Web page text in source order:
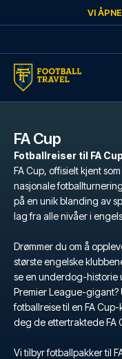
VI
FA Cup
Fotballreiser til FA
FA Cup, offisielt kjent
nasjonale
på en unik blanding av
lag fra alle nivåer i
Drømmer du om å
største engelske
se en underdog-historie
Premier League-gigant?
fotballreise til en FA
deg de ettertraktede FA
Vi tilbyr fotballpakker til